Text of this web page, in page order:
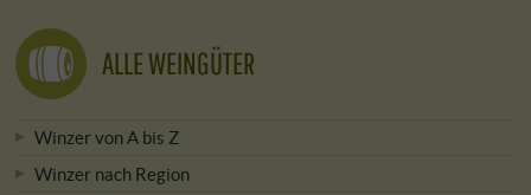
ALLE WEINGÜTER
Winzer von A bis Z
Winzer nach Region